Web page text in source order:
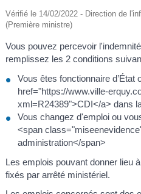
Vérifié le 14/02/2022 - Direction de
(Première ministre)
Vous pouvez percevoir
remplissez les 2 conditions
Vous êtes fonctionnaire d’État
href="https://www.ville-
xml=R24389">CDI</a> dans
Vous changez d'emploi ou
<span
administration</span>
Les emplois pouvant donner lieu
fixés par arrêté ministériel.